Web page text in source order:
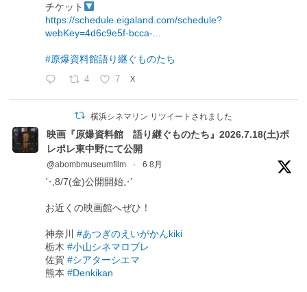
チケット
https://schedule.eigaland.com/schedule?
webKey=4d6c9e5f-bcca-...
#原爆資料館語り継ぐものたち
4 7 X
横浜シネマリン リツイートされました
映画『原爆資料館 語り継ぐものたち』2026.7.18(土)ポ
レポレ東中野にて公開
@abombmuseumfilm · 6 8月
⋱8/7(金)公開開始⋰
お近くの映画館へぜひ！
神奈川#あつぎのえいがかんkiki
栃木#小山シネマロブレ
佐賀#シアターシエマ
熊本#Denkikan